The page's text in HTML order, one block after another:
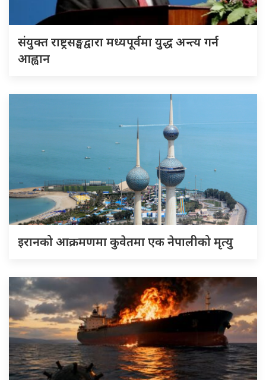
संयुक्त राष्ट्रसङ्घद्वारा मध्यपूर्वमा युद्ध अन्त्य गर्न
आह्वान
इरानको आक्रमणमा कुवेतमा एक नेपालीको मृत्यु